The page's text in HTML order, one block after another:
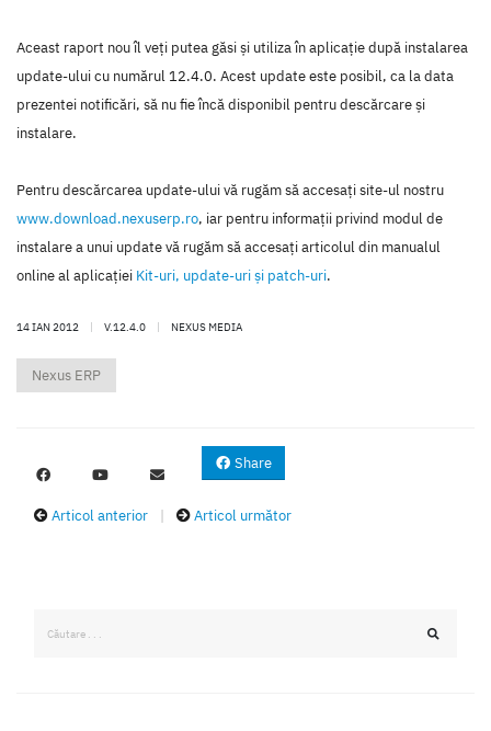
Aceast raport nou îl veţi putea găsi şi utiliza în aplicaţie după instalarea
update-ului cu numărul 12.4.0. Acest update este posibil, ca la data
prezentei notificări, să nu fie încă disponibil pentru descărcare şi
instalare.
Pentru descărcarea update-ului vă rugăm să accesaţi site-ul nostru
www.download.nexuserp.ro, iar pentru informaţii privind modul de
instalare a unui update vă rugăm să accesaţi articolul din manualul
online al aplicaţiei Kit-uri, update-uri şi patch-uri.
14 IAN 2012 | V.12.4.0 | NEXUS MEDIA
Nexus ERP
Share
Articol anterior Articol următor